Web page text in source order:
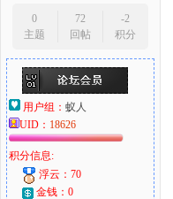
0
主题
72
回帖
-2
积分
用户组： 蚁人
UID： 18626
积分信息:
浮云：70
金钱：0